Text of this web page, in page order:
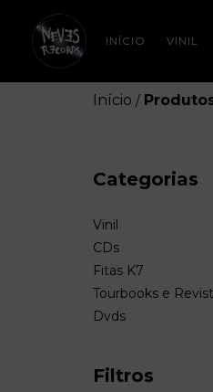
INÍCIO VINIL
Início /
Categorias
Vinil
CDs
Fitas K7
Tourbooks e
Dvds
Filtros